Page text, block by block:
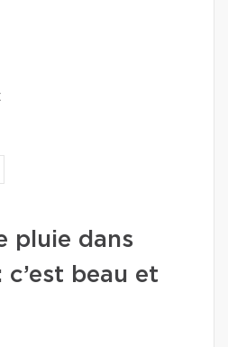
pluie dans
beau et